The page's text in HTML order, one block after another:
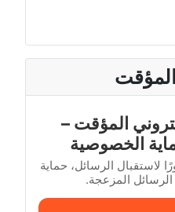
المؤقت
المؤقت –
الخصوصية
لاستقبال الرسائل، حماية
المزعجة.